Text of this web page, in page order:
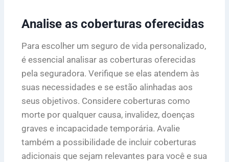
Analise as coberturas oferecidas
Para escolher um seguro de vida personalizado,
é essencial analisar as coberturas oferecidas
pela seguradora. Verifique se elas atendem às
suas necessidades e se estão alinhadas aos
seus objetivos. Considere coberturas como
morte por qualquer causa, invalidez, doenças
graves e incapacidade temporária. Avalie
também a possibilidade de incluir coberturas
adicionais que sejam relevantes para você e sua